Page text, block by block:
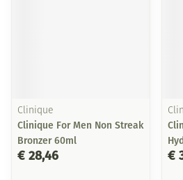
Clinique
Clinique For Men Non Streak
Bronzer 60ml
€ 28,46 €